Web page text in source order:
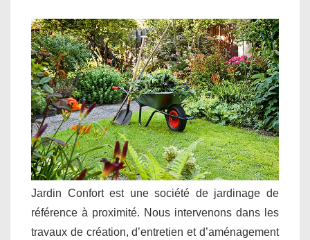
Jardin Confort est une société de jardinage de
référence à proximité. Nous intervenons dans les
travaux de création, d’entretien et d’aménagement